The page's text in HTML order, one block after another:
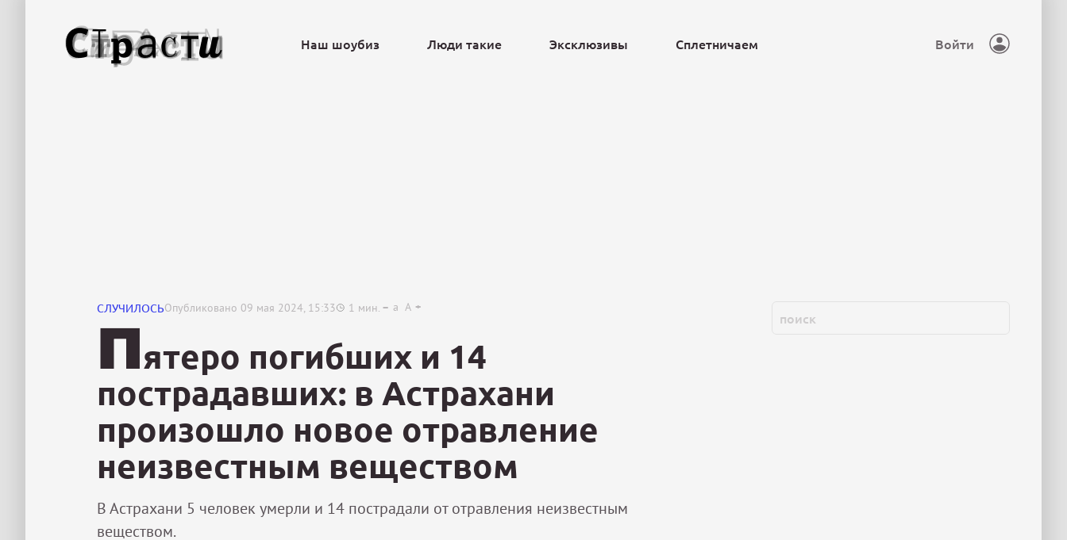
Наш шоубиз Люди такие Эксклюзивы Сплетничаем Войти
СЛУЧИЛОСЬОпубликовано 09 мая 2024, 15:33 1 мин. a A
Пятеро погибших и 14
пострадавших: в Астрахани
произошло новое отравление
неизвестным веществом
В Астрахани 5 человек умерли и 14 пострадали от отравления неизвестным
веществом.